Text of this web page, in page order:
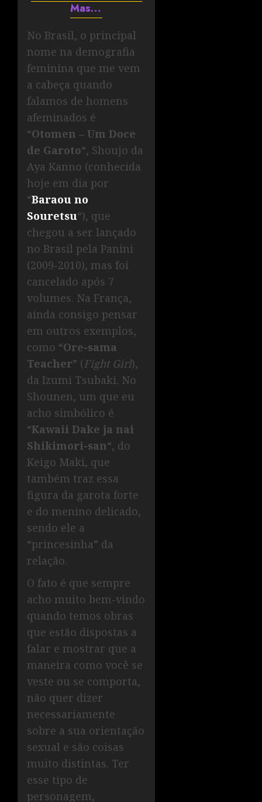
Mas…
No Brasil, o principal
nome na demografia
feminina que me vem
a cabeça quando
falamos de homens
afeminados é
“Otomen – Um Doce
de Garoto“, Shoujo da
Aya Kanno (conhecida
hoje em dia por
“Baraou no
Souretsu“), que
chegou a ser lançado
no Brasil pela Panini
(2009-2010), mas foi
cancelado após 7
volumes. Na França,
ainda consigo pensar
em outros exemplos,
como “Ore-sama
Teacher” (Fight Girl),
da Izumi Tsubaki. No
Shounen, um que eu
acho simbólico é
“Kawaii Dake ja nai
Shikimori-san“, do
Keigo Maki, que
também traz essa
figura da garota forte
e do menino delicado,
sendo ele a
“princesinha” da
relação.
O fato é que sempre
acho muito bem-vindo
quando temos obras
que estão dispostas a
falar e mostrar que a
maneira como você se
veste ou se comporta,
não quer dizer
necessariamente
sobre a sua orientação
sexual e são coisas
muito distintas. Ter
esse tipo de
personagem,